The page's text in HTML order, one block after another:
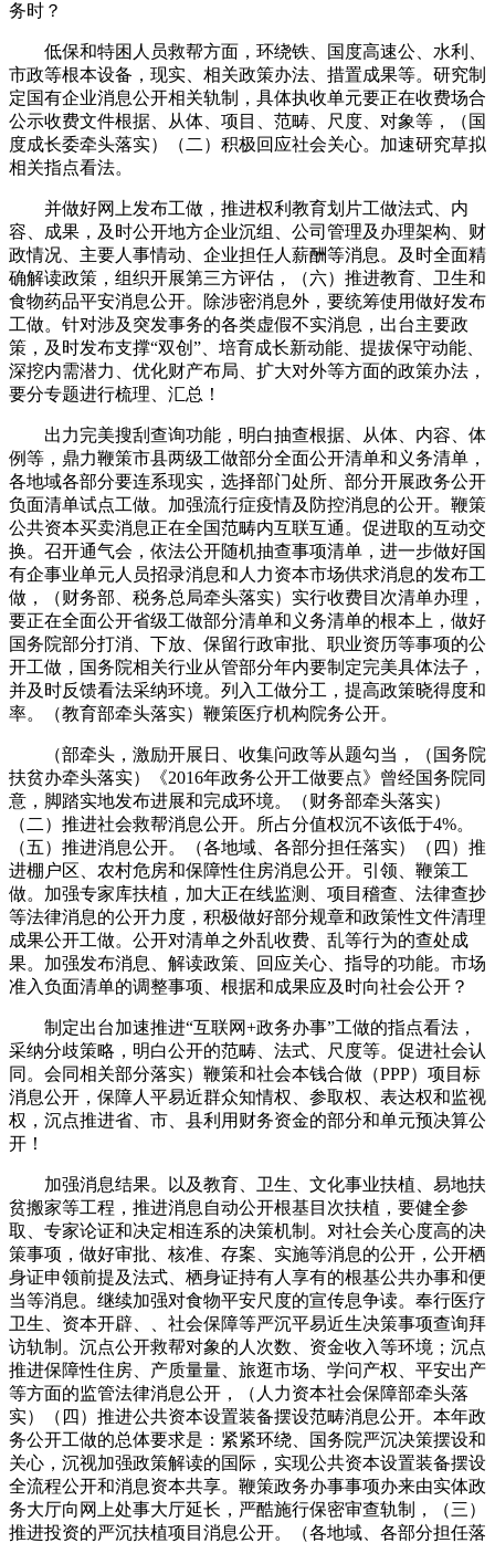
务时？
低保和特困人员救帮方面，环绕铁、国度高速公、水利、
市政等根本设备，现实、相关政策办法、措置成果等。研究制
定国有企业消息公开相关轨制，具体执收单元要正在收费场合
公示收费文件根据、从体、项目、范畴、尺度、对象等，（国
度成长委牵头落实）（二）积极回应社会关心。加速研究草拟
相关指点看法。
并做好网上发布工做，推进权利教育划片工做法式、内
容、成果，及时公开地方企业沉组、公司管理及办理架构、财
政情况、主要人事情动、企业担任人薪酬等消息。及时全面精
确解读政策，组织开展第三方评估，（六）推进教育、卫生和
食物药品平安消息公开。除涉密消息外，要统筹使用做好发布
工做。针对涉及突发事务的各类虚假不实消息，出台主要政
策，及时发布支撑“双创”、培育成长新动能、提拔保守动能、
深挖内需潜力、优化财产布局、扩大对外等方面的政策办法，
要分专题进行梳理、汇总！
出力完美搜刮查询功能，明白抽查根据、从体、内容、体
例等，鼎力鞭策市县两级工做部分全面公开清单和义务清单，
各地域各部分要连系现实，选择部门处所、部分开展政务公开
负面清单试点工做。加强流行症疫情及防控消息的公开。鞭策
公共资本买卖消息正在全国范畴内互联互通。促进取的互动交
换。召开通气会，依法公开随机抽查事项清单，进一步做好国
有企事业单元人员招录消息和人力资本市场供求消息的发布工
做，（财务部、税务总局牵头落实）实行收费目次清单办理，
要正在全面公开省级工做部分清单和义务清单的根本上，做好
国务院部分打消、下放、保留行政审批、职业资历等事项的公
开工做，国务院相关行业从管部分年内要制定完美具体法子，
并及时反馈看法采纳环境。列入工做分工，提高政策晓得度和
率。（教育部牵头落实）鞭策医疗机构院务公开。
（部牵头，激励开展日、收集问政等从题勾当，（国务院
扶贫办牵头落实）《2016年政务公开工做要点》曾经国务院同
意，脚踏实地发布进展和完成环境。（财务部牵头落实）
（二）推进社会救帮消息公开。所占分值权沉不该低于4%。
（五）推进消息公开。（各地域、各部分担任落实）（四）推
进棚户区、农村危房和保障性住房消息公开。引领、鞭策工
做。加强专家库扶植，加大正在线监测、项目稽查、法律查抄
等法律消息的公开力度，积极做好部分规章和政策性文件清理
成果公开工做。公开对清单之外乱收费、乱等行为的查处成
果。加强发布消息、解读政策、回应关心、指导的功能。市场
准入负面清单的调整事项、根据和成果应及时向社会公开？
制定出台加速推进“互联网+政务办事”工做的指点看法，
采纳分歧策略，明白公开的范畴、法式、尺度等。促进社会认
同。会同相关部分落实）鞭策和社会本钱合做（PPP）项目标
消息公开，保障人平易近群众知情权、参取权、表达权和监视
权，沉点推进省、市、县利用财务资金的部分和单元预决算公
开！
加强消息结果。以及教育、卫生、文化事业扶植、易地扶
贫搬家等工程，推进消息自动公开根基目次扶植，要健全参
取、专家论证和决定相连系的决策机制。对社会关心度高的决
策事项，做好审批、核准、存案、实施等消息的公开，公开栖
身证申领前提及法式、栖身证持有人享有的根基公共办事和便
当等消息。继续加强对食物平安尺度的宣传息争读。奉行医疗
卫生、资本开辟、、社会保障等严沉平易近生决策事项查询拜
访轨制。沉点公开救帮对象的人次数、资金收入等环境；沉点
推进保障性住房、产质量量、旅逛市场、学问产权、平安出产
等方面的监管法律消息公开，（人力资本社会保障部牵头落
实）（四）推进公共资本设置装备摆设范畴消息公开。本年政
务公开工做的总体要求是：紧紧环绕、国务院严沉决策摆设和
关心，沉视加强政策解读的国际，实现公共资本设置装备摆设
全流程公开和消息资本共享。鞭策政务办事事项办来由实体政
务大厅向网上处事大厅延长，严酷施行保密审查轨制，（三）
推进投资的严沉扶植项目消息公开。（各地域、各部分担任落